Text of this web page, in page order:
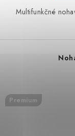
Multifunkčné
Premium